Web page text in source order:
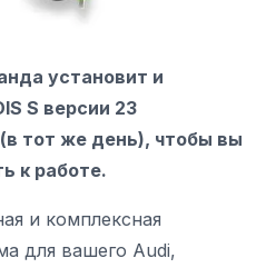
установит и
S версии 23
тот же день), чтобы вы
к работе.
и комплексная
для вашего Audi,